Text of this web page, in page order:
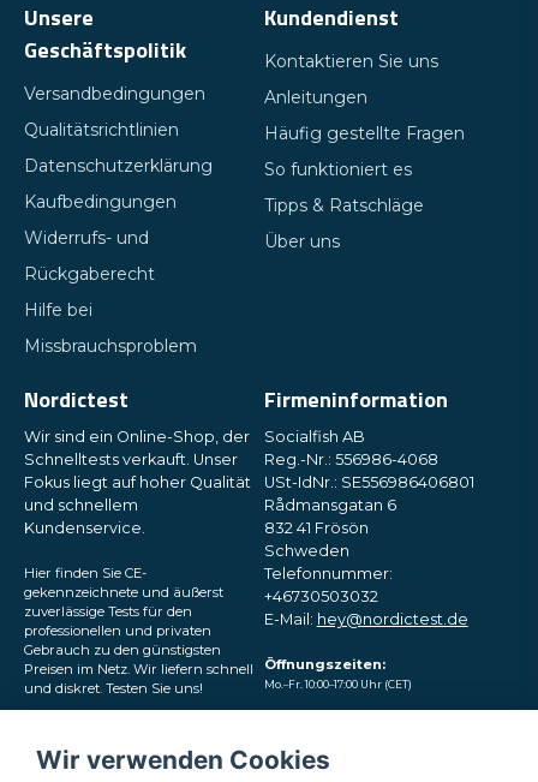
Unsere
Geschäftspolitik
Versandbedingungen
Qualitätsrichtlinien
Datenschutzerklärung
Kaufbedingungen
Widerrufs- und
Rückgaberecht
Hilfe bei
Missbrauchsproblem
Kundendienst
Kontaktieren Sie uns
Anleitungen
Häufig gestellte Fragen
So funktioniert es
Tipps & Ratschläge
Über uns
Nordictest
Wir sind ein Online-Shop, der
Schnelltests verkauft. Unser
Fokus liegt auf hoher Qualität
und schnellem
Kundenservice.
Hier finden Sie CE-
gekennzeichnete und äußerst
zuverlässige Tests für den
professionellen und privaten
Gebrauch zu den günstigsten
Preisen im Netz. Wir liefern schnell
und diskret. Testen Sie uns!
sozialen Medien
Firmeninformation
Socialfish AB
Reg.-Nr.: 556986-4068
USt-IdNr.: SE556986406801
Rådmansgatan 6
832 41 Frösön
Schweden
Telefonnummer:
+46730503032
E-Mail: hey@nordictest.de
Öffnungszeiten:
Mo.–Fr. 10:00–17:00 Uhr (CET)
Wir verwenden Cookies